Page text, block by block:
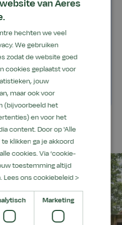
van Aeres
hechten we veel
We gebruiken
zodat de website goed
cookies geplaatst voor
jouw
maar ook voor
(bijvoorbeeld het
en voor het
content. Door op 'Alle
klikken ga je akkoord
cookies. Via ‘cookie-
toestemming altijd
Lees ons cookiebeleid >
Marketing